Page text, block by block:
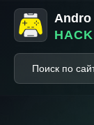
Andro
HACK